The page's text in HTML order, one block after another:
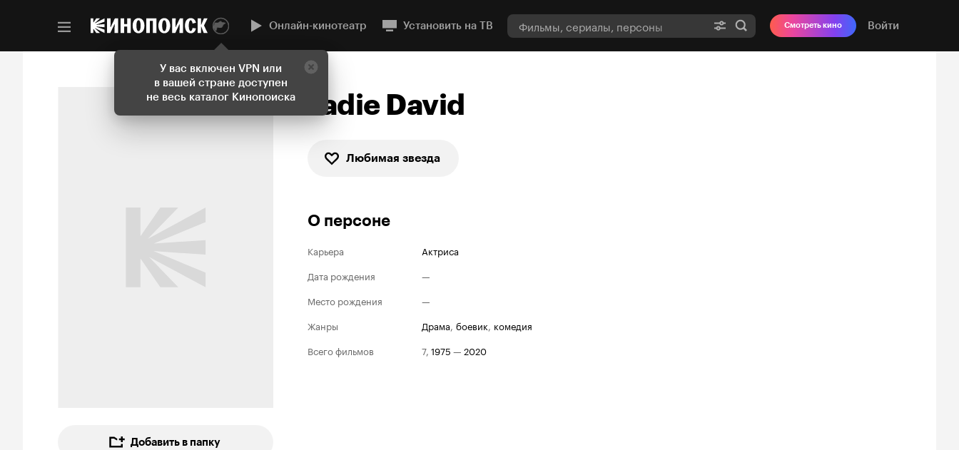
У вас включен VPN или
в вашей стране доступен
не весь каталог Кинопоиска
Онлайн-кинотеатр Установить на ТВ Смотреть кино Войти
Добавить в папку
Jadie David
Любимая звезда
О персоне
Карьера
Актриса
Дата рождения
—
Место рождения
—
Жанры
драма, боевик, комедия
Всего фильмов
7, 1975 — 2020